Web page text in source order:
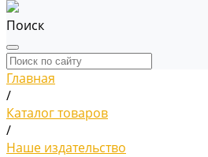
Поиск
Главная
/
Каталог товаров
/
Наше издательство